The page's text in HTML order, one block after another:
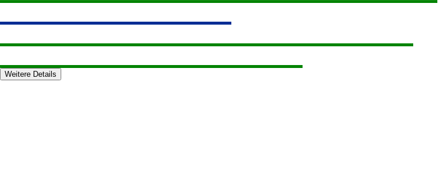
Weitere Details